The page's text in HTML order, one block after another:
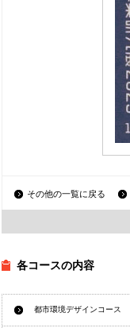
その他の一覧に戻る
各コースの内容
都市環境デザインコース